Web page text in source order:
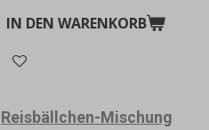
IN DEN WARENKORB
Reisbällchen-Mischung